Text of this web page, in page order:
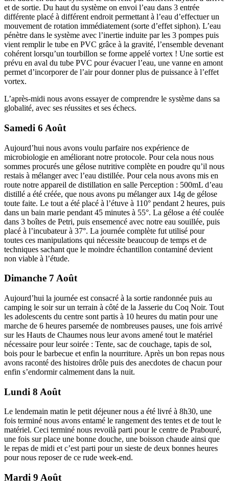
et de sortie. Du haut du système on envoi l’eau dans 3 entrée
différente placé à différent endroit permettant à l’eau d’effectuer un
mouvement de rotation immédiatement (sorte d’effet siphon). L’eau
pénètre dans le système avec l’inertie induite par les 3 pompes puis
vient remplir le tube en PVC grâce à la gravité, l’ensemble devenant
cohérent lorsqu’un tourbillon se forme appelé vortex ! Une sortie est
prévu en aval du tube PVC pour évacuer l’eau, une vanne en amont
permet d’incorporer de l’air pour donner plus de puissance à l’effet
vortex.
L’après-midi nous avons essayer de comprendre le système dans sa
globalité, avec ses réussites et ses échecs.
Samedi 6 Août
Aujourd’hui nous avons voulu parfaire nos expérience de
microbiologie en améliorant notre protocole. Pour cela nous nous
sommes procurés une gélose nutritive complète en poudre qu’il nous
restais à mélanger avec l’eau distillée. Pour cela nous avons mis en
route notre appareil de distillation en salle Perception : 500mL d’eau
distillé a été créée, que nous avons pu mélanger aux 14g de gélose
toute faite. Le tout a été placé à l’étuve à 110° pendant 2 heures, puis
dans un bain marie pendant 45 minutes à 55°. La gélose a été coulée
dans 3 boîtes de Petri, puis ensemencé avec notre eau souillée, puis
placé à l’incubateur à 37°. La journée complète fut utilisé pour
toutes ces manipulations qui nécessite beaucoup de temps et de
techniques sachant que le moindre échantillon contaminé devient
non viable à l’étude.
Dimanche 7 Août
Aujourd’hui la journée est consacré à la sortie randonnée puis au
camping le soir sur un terrain à côté de la Jasserie du Coq Noir. Tout
les adolescents du centre sont partis à 10 heures du matin pour une
marche de 6 heures parsemée de nombreuses pauses, une fois arrivé
sur les Hauts de Chaumes nous leur avons amené tout le matériel
nécessaire pour leur soirée : Tente, sac de couchage, tapis de sol,
bois pour le barbecue et enfin la nourriture. Après un bon repas nous
avons raconté des histoires drôle puis des anecdotes de chacun pour
enfin s’endormir calmement dans la nuit.
Lundi 8 Août
Le lendemain matin le petit déjeuner nous a été livré à 8h30, une
fois terminé nous avons entamé le rangement des tentes et de tout le
matériel. Ceci terminé nous revoilà parti pour le centre de Prabouré,
une fois sur place une bonne douche, une boisson chaude ainsi que
le repas de midi et c’est parti pour un sieste de deux bonnes heures
pour nous reposer de ce rude week-end.
Mardi 9 Août